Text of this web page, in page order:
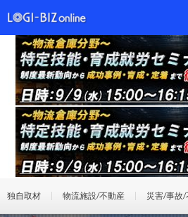
独自取材 物流施設/不動産 災害/事故/